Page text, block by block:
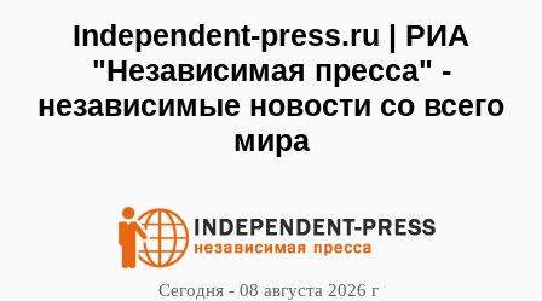
Independent-press.ru | РИА
"Независимая пресса" -
независимые новости со всего
мира
Сегодня - 08 августа 2026 г